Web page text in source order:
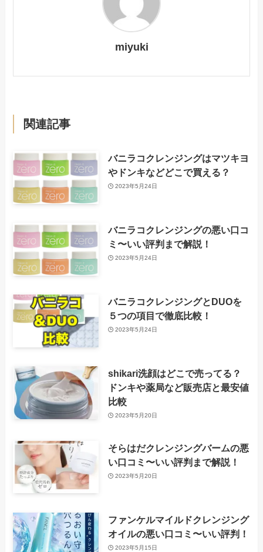
miyuki
関連記事
バニラコクレンジングはマツキヨ
やドンキなどどこで買える？
2023年5月24日
バニラコクレンジングの悪い口コ
ミ〜いい評判まで解説！
2023年5月24日
バニラコクレンジングとDUOを
５つの項目で徹底比較！
2023年5月24日
shikari洗顔はどこで売ってる？
ドンキや薬局など販売店と最安値
比較
2023年5月20日
そらはだクレンジングバームの悪
い口コミ〜いい評判まで解説！
2023年5月20日
ファンケルマイルドクレンジング
オイルの悪い口コミ〜いい評判！
2023年5月15日